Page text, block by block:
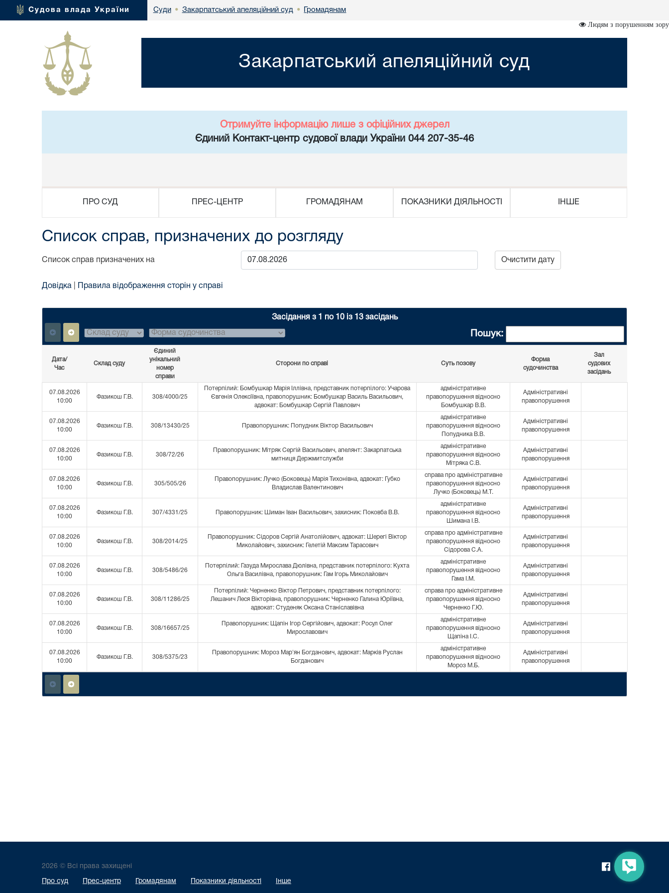
Судова влада України Суди • Закарпатський апеляційний суд • Громадянам
Людям з порушенням зору
Закарпатський апеляційний суд
Отримуйте інформацію лише з офіційних джерел
Єдиний Контакт-центр судової влади України 044 207-35-46
ПРО СУД ПРЕС-ЦЕНТР ГРОМАДЯНАМ ПОКАЗНИКИ ДІЯЛЬНОСТІ ІНШЕ
Список справ, призначених до розгляду
Список справ призначених на Очистити дату
Довідка Правила відображення сторін у справі
Засідання з 1 по 10 із 13 засідань
Пошук:
Дата/
Час
Склад суду
Єдиний
унікальний
номер
справи
Сторони по справі Суть позову
Форма
судочинства
Зал
судових
засідань
07.08.2026
10:00
Фазикош Г.В. 308/4000/25
Потерпілий: Бомбушкар Марія Іллівна, представник потерпілого: Учарова
Євгенія Олексіївна, правопорушник: Бомбушкар Василь Васильович,
адвокат: Бомбушкар Сергій Павлович
адміністративне
правопорушення відносно
Бомбушкар В.В.
Адміністративні
правопорушення
07.08.2026
10:00
Фазикош Г.В. 308/13430/25 Правопорушник: Попудник Віктор Васильович
адміністративне
правопорушення відносно
Попудника В.В.
Адміністративні
правопорушення
07.08.2026
10:00
Фазикош Г.В. 308/72/26
Правопорушник: Мітряк Сергій Васильович, апелянт: Закарпатська
митниця Держмитслужби
адміністративне
правопорушення відносно
Мітряка С.В.
Адміністративні
правопорушення
07.08.2026
10:00
Фазикош Г.В. 305/505/26
Правопорушник: Лучко (Боковець) Марія Тихонівна, адвокат: Губко
Владислав Валентинович
справа про адміністративне
правопорушення відносно
Лучко (Боковець) М.Т.
Адміністративні
правопорушення
07.08.2026
10:00
Фазикош Г.В. 307/4331/25 Правопорушник: Шиман Іван Васильович, захисник: Поковба В.В.
адміністративне
правопорушення відносно
Шимана І.В.
Адміністративні
правопорушення
07.08.2026
10:00
Фазикош Г.В. 308/2014/25
Правопорушник: Сідоров Сергій Анатолійович, адвокат: Шерегі Віктор
Миколайович, захисник: Гелетій Максим Тарасович
справа про адміністративне
правопорушення відносно
Сідорова С.А.
Адміністративні
правопорушення
07.08.2026
10:00
Фазикош Г.В. 308/5486/26
Потерпілий: Газуда Мирослава Дюлівна, представник потерпілого: Кухта
Ольга Василівна, правопорушник: Гам Ігорь Миколайович
адміністративне
правопорушення відносно
Гама І.М.
Адміністративні
правопорушення
07.08.2026
10:00
Фазикош Г.В. 308/11286/25
Потерпілий: Черненко Віктор Петрович, представник потерпілого:
Лешанич Леся Вікторівна, правопорушник: Черненко Галина Юріївна,
адвокат: Студеняк Оксана Станіславівна
справа про адміністративне
правопорушення відносно
Черненко Г.Ю.
Адміністративні
правопорушення
07.08.2026
10:00
Фазикош Г.В. 308/16657/25
Правопорушник: Щапін Ігор Сергійович, адвокат: Росул Олег
Мирославович
адміністративне
правопорушення відносно
Щапіна І.С.
Адміністративні
правопорушення
07.08.2026
10:00
Фазикош Г.В. 308/5375/23
Правопорушник: Мороз Мар'ян Богданович, адвокат: Марків Руслан
Богданович
адміністративне
правопорушення відносно
Мороз М.Б.
Адміністративні
правопорушення
2026 © Всі права захищені
Про суд Прес-центр Громадянам Показники діяльності Інше